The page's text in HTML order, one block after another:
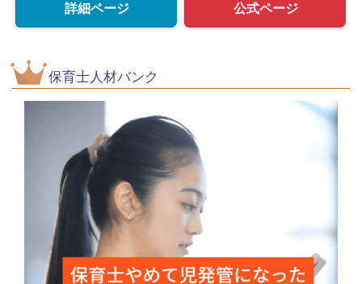
詳細ページ 公式ページ
保育士人材バンク